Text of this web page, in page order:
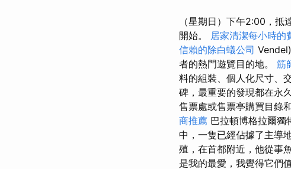
（星期日）下午2:00，
開始。 居家清潔每小時的
信賴的除白蟻公司 Vendel)
者的熱門遊覽目的地。 筋
料的組裝、個人化尺寸、
碑，最重要的發現都在永
售票處或售票亭購買目錄
商推薦 巴拉頓博格拉爾獨
中，一隻已經佔據了主導
殖，在首都附近，他從事
是我的最愛，我覺得它們